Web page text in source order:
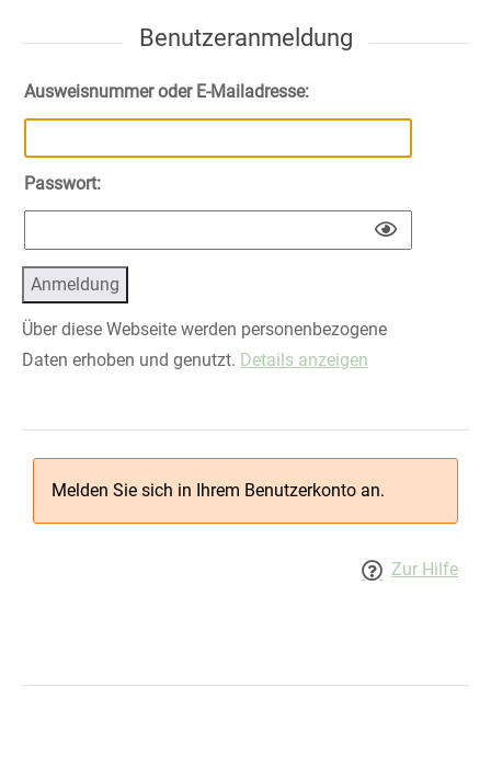
Benutzeranmeldung
Ausweisnummer oder E-Mailadresse:
Passwort:
Über diese Webseite werden personenbezogene
Daten erhoben und genutzt. Details anzeigen
Melden Sie sich in Ihrem Benutzerkonto an.
Zur Hilfe